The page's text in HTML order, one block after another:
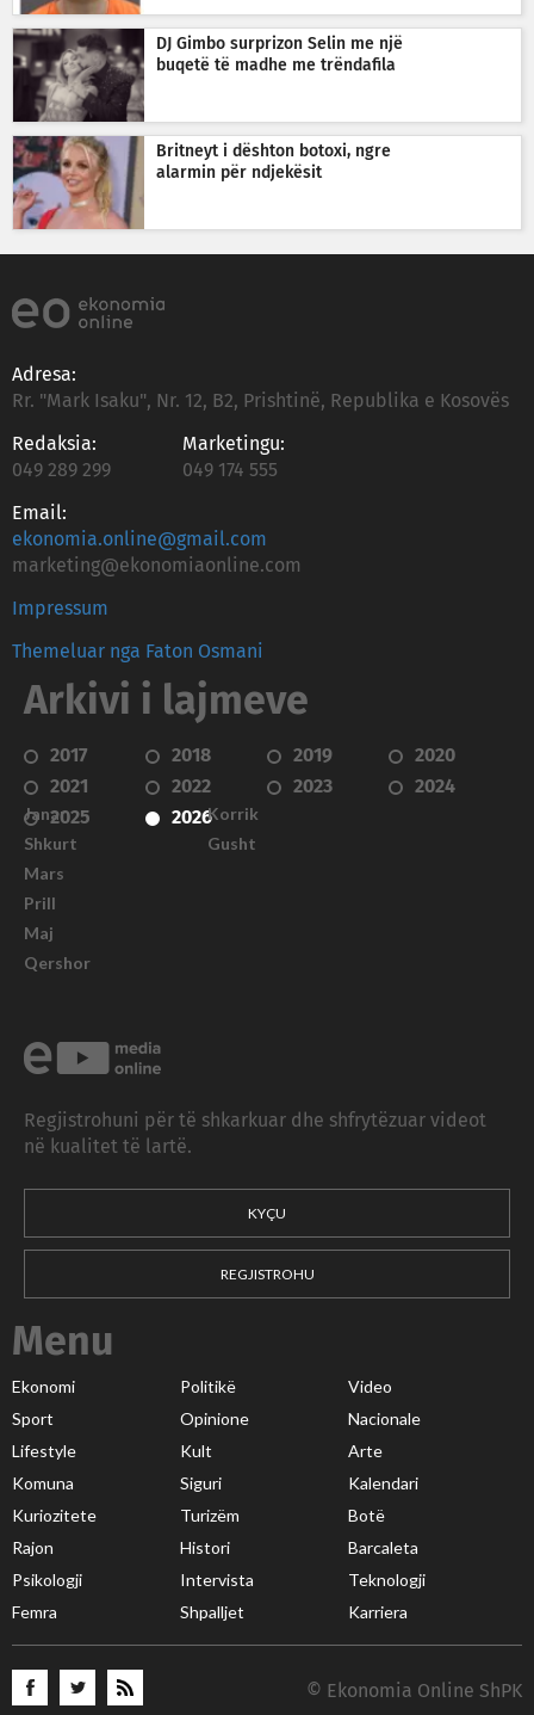
DJ Gimbo surprizon Selin me një
buqetë të madhe me trëndafila
Britneyt i dështon botoxi, ngre
alarmin për ndjekësit
Adresa:
Rr. "Mark Isaku", Nr. 12, B2, Prishtinë, Republika e Kosovës
Redaksia:
049 289 299
Marketingu:
049 174 555
Email:
ekonomia.online@gmail.com
marketing@ekonomiaonline.com
Impressum
Themeluar nga Faton Osmani
Arkivi i lajmeve
2017 2018 2019
2020
2021
2022 2023
2024
2025
2026
Janar
Shkurt
Mars
Prill
Maj
Qershor
Korrik
Gusht
Regjistrohuni për të shkarkuar dhe shfrytëzuar videot
në kualitet të lartë.
KYÇU
REGJISTROHU
Menu
Ekonomi Politikë
Video
Sport
Opinione
Nacionale
Lifestyle
Kult
Arte
Komuna
Siguri
Kalendari
Kuriozitete
Turizëm
Botë
Rajon
Histori
Barcaleta
Psikologji
Intervista
Teknologji
Femra
Shpalljet Karriera
© Ekonomia Online ShPK